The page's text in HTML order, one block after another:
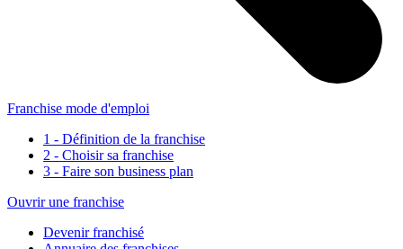
Franchise mode d'emploi
1 - Définition de la franchise
2 - Choisir sa franchise
3 - Faire son business plan
Ouvrir une franchise
Devenir franchisé